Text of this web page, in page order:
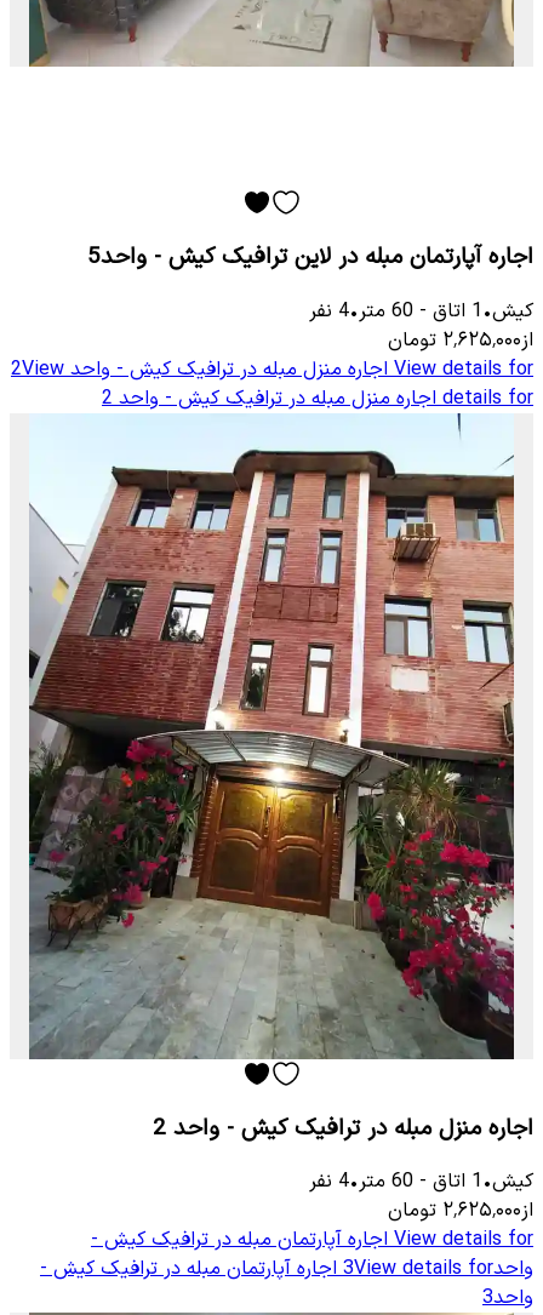
اجاره آپارتمان مبله در لاین ترافیک کیش - واحد5
کیش•
1 اتاق -
60 متر•
4 نفر
از۲٬۶۲۵٬۰۰۰ تومان
View details for اجاره منزل مبله در ترافیک کیش - واحد 2View
details for اجاره منزل مبله در ترافیک کیش - واحد 2
اجاره منزل مبله در ترافیک کیش - واحد 2
کیش•
1 اتاق -
60 متر•
4 نفر
از۲٬۶۲۵٬۰۰۰ تومان
View details for اجاره آپارتمان مبله در ترافیک کیش -
واحد3View details for اجاره آپارتمان مبله در ترافیک کیش -
واحد3